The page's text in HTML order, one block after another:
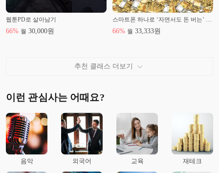
웹툰PD로 살아남기
66% 월 30,000원
스마트폰 하나로 ‘자면서도 돈 버는’ 유튜버 되기
66% 월 33,333원
추천 클래스 더보기
이런 관심사는 어때요?
음악 외국어 교육 재테크